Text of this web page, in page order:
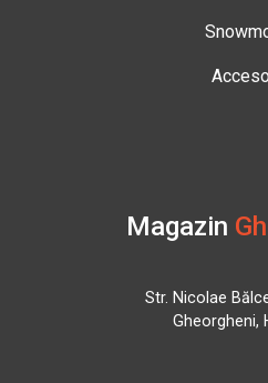
Magazin
Str. Nicolae
Gheorgheni,